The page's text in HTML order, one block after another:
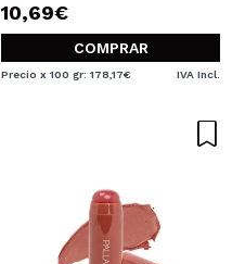
10,69€
COMPRAR
Precio x 100 gr: 178,17€ IVA Incl.